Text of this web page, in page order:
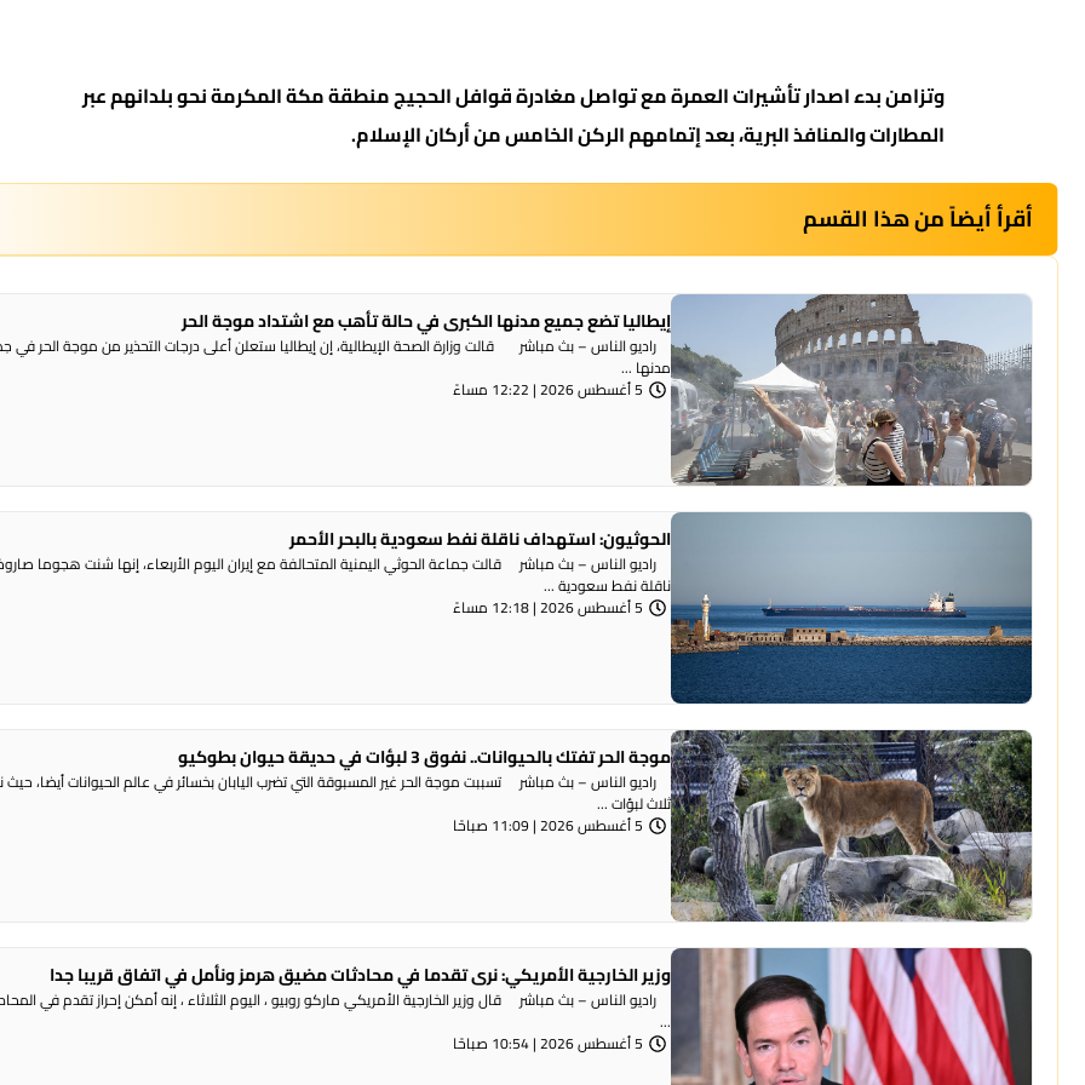
وتزامن بدء اصدار تأشيرات العمرة مع تواصل مغادرة قوافل الحجيج منطقة مكة المكرمة نحو بلدانهم عبر
المطارات والمنافذ البرية، بعد إتمامهم الركن الخامس من أركان الإسلام.
أقرأ أيضاً من هذا القسم
إيطاليا تضع جميع مدنها الكبرى في حالة تأهب مع اشتداد موجة الحر
راديو الناس – بث مباشر قالت وزارة الصحة الإيطالية، إن إيطاليا ستعلن أعلى درجات التحذير من موجة ​الحر في
مدنها ...
5 أغسطس 2026 | 12:22 مساءً
الحوثيون: استهداف ناقلة نفط سعودية بالبحر الأحمر
راديو الناس – بث مباشر قالت جماعة الحوثي ​اليمنية المتحالفة ​مع إيران اليوم الأربعاء، ⁠إنها شنت ​هجوما
ناقلة نفط سعودية ...
5 أغسطس 2026 | 12:18 مساءً
موجة الحر تفتك بالحيوانات.. نفوق 3 لبؤات في حديقة حيوان بطوكيو
راديو الناس – بث مباشر تسببت موجة الحر غير المسبوقة التي تضرب اليابان بخسائر في عالم الحيوانات أيضا،
ثلاث لبؤات ...
5 أغسطس 2026 | 11:09 صباحًا
وزير الخارجية الأمريكي: نرى تقدما في محادثات مضيق هرمز ونأمل في اتفاق قريبا جدا
راديو الناس – بث مباشر قال وزير الخارجية الأمريكي ماركو روبيو ، اليوم الثلاثاء ، إنه أمكن إحراز تقدم في
...
5 أغسطس 2026 | 10:54 صباحًا